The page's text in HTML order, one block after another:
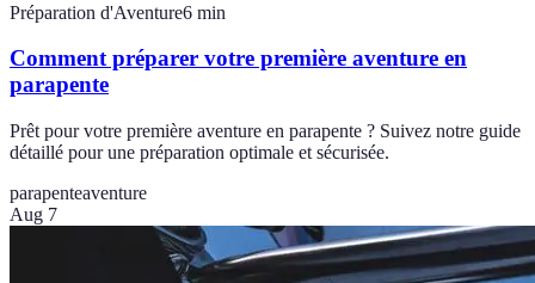
Préparation d'Aventure6 min
Comment préparer votre première aventure en
parapente
Prêt pour votre première aventure en parapente ? Suivez notre guide
détaillé pour une préparation optimale et sécurisée.
parapenteaventure
Aug 7